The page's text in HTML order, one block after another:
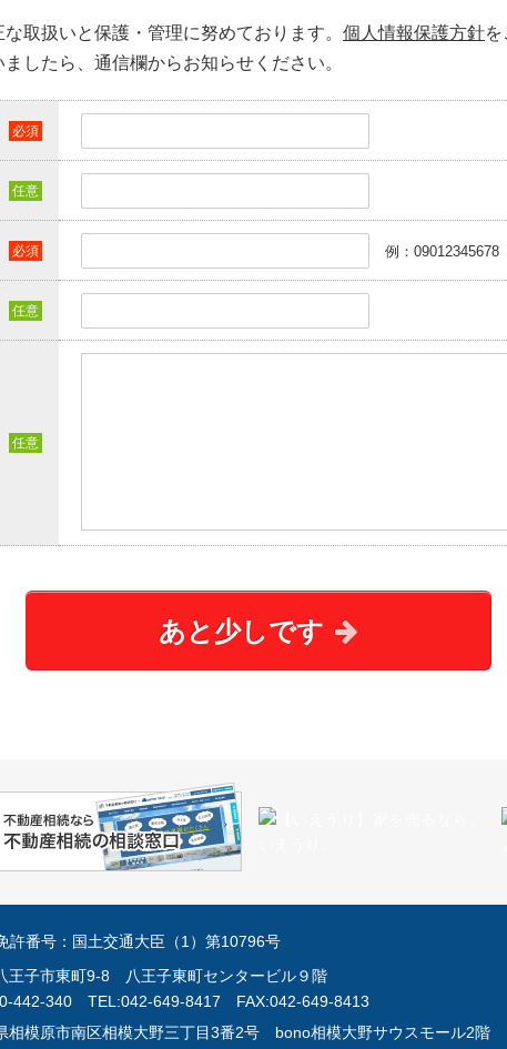
取扱いと保護・管理に努めております。 個人情報保護方針を
したら、通信欄からお知らせください。
例：09012345678
あと少しです
許番号：国土交通大臣（1）第10796号
王子市東町9-8 八王子東町センタービル９階
442-340 TEL:042-649-8417 FAX:042-649-8413
相模原市南区相模大野三丁目3番2号 bono相模大野サウスモール2階